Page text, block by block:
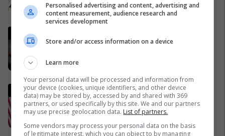
29/11/2016
lëshon një deklaratë të rrallë
Ish-zyrtari amerikan, Kent:
SHBA-ja do të largohet nga
NATO dhe do ta mbështet
Izraelin në një luftë të
mundshme me Turqinë në Siri
09/04/2026
Personalised advertising and content, advertising and
content measurement, audience research and
services development
Store and/or access information on a device
Learn more
Your personal data will be processed and information from
your device (cookies, unique identifiers, and other device
data) may be stored by, accessed by and shared with 369
partners, or used specifically by this site. We and our partners
may use precise geolocation data. List of partners.
Some vendors may process your personal data on the basis
of legitimate interest, which you can object to by managing